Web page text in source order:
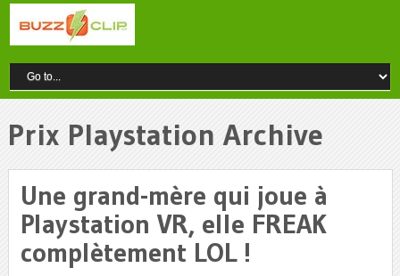
Prix Playstation Archive
Une grand-mère qui joue à
Playstation VR, elle FREAK
complètement LOL !